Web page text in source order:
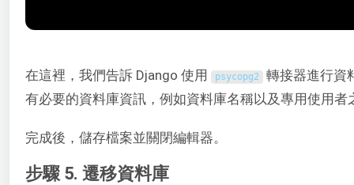
在這裡，我們告訴 Django 使用 psycopg2 轉接器進行資
有必要的資料庫資訊，例如資料庫名稱以及專用使用者
完成後，儲存檔案並關閉編輯器。
步驟 5. 遷移資料庫